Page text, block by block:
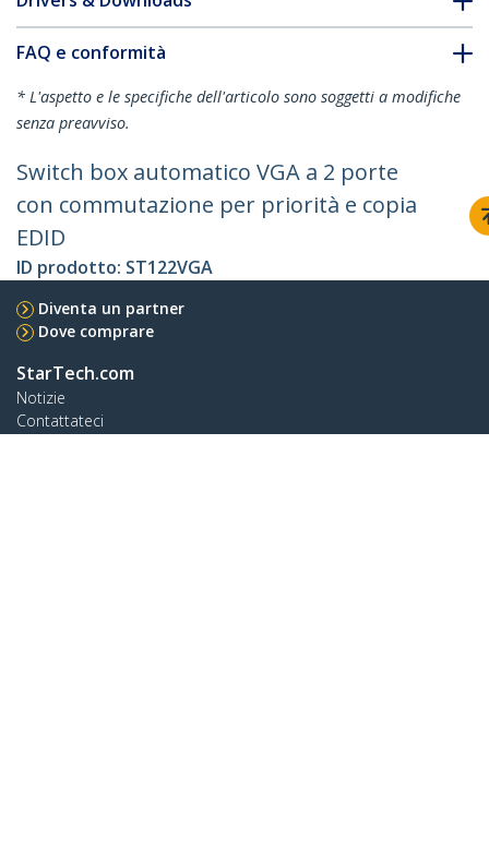
FAQ e conformità
* L'aspetto e le specifiche dell'articolo sono soggetti a modifiche
senza preavviso.
Switch box automatico VGA a 2 porte
con commutazione per priorità e copia
EDID
ID prodotto: ST122VGA
Diventa un partner
Dove comprare
StarTech.com
Notizie
Contattateci